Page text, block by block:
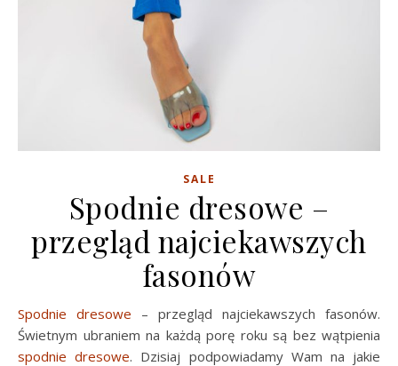
SALE
Spodnie dresowe –
przegląd najciekawszych
fasonów
Spodnie dresowe – przegląd najciekawszych fasonów.
Świetnym ubraniem na każdą porę roku są bez wątpienia
spodnie dresowe. Dzisiaj podpowiadamy Wam na jakie